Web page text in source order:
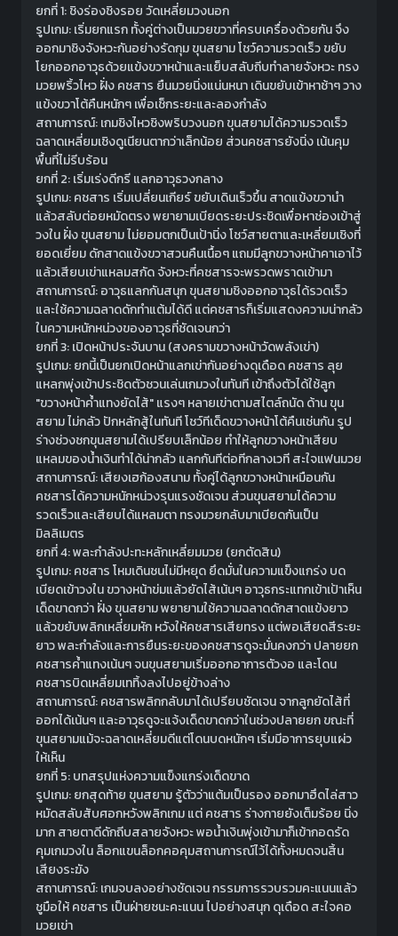
ยกที่ 1: ชิงร่องชิงรอย วัดเหลี่ยมวงนอก
รูปเกม: เริ่มยกแรก ทั้งคู่ต่างเป็นมวยขวาที่ครบเครื่องด้วยกัน จึง
ออกมาชิงจังหวะกันอย่างรัดกุม ขุนสยาม โชว์ความรวดเร็ว ขยับ
โยกออกอาวุธด้วยแข้งขวาหน้าและแย็บสลับถีบทำลายจังหวะ ทรง
มวยพริ้วไหว ฝั่ง คชสาร ยืนมวยนิ่งแน่นหนา เดินขยับเข้าหาช้าๆ วาง
แข้งขวาโต้คืนหนักๆ เพื่อเช็กระยะและลองกำลัง
สถานการณ์: เกมชิงไหวชิงพริบวงนอก ขุนสยามได้ความรวดเร็ว
ฉลาดเหลี่ยมเชิงดูเนียนตากว่าเล็กน้อย ส่วนคชสารยังนิ่ง เน้นคุม
พื้นที่ไม่รีบร้อน
ยกที่ 2: เริ่มเร่งดีกรี แลกอาวุธวงกลาง
รูปเกม: คชสาร เริ่มเปลี่ยนเกียร์ ขยับเดินเร็วขึ้น สาดแข้งขวานำ
แล้วสลับต่อยหมัดตรง พยายามเบียดระยะประชิดเพื่อหาช่องเข้าสู่
วงใน ฝั่ง ขุนสยาม ไม่ยอมตกเป็นเป้านิ่ง โชว์สายตาและเหลี่ยมเชิงที่
ยอดเยี่ยม ดักสาดแข้งขวาสวนคืนเนื้อๆ แถมมีลูกขวางหน้าคาเอาไว้
แล้วเสียบเข่าแหลมสกัด จังหวะที่คชสารจะพรวดพราดเข้ามา
สถานการณ์: อาวุธแลกกันสนุก ขุนสยามชิงออกอาวุธได้รวดเร็ว
และใช้ความฉลาดดักทำแต้มได้ดี แต่คชสารก็เริ่มแสดงความน่ากลัว
ในความหนักหน่วงของอาวุธที่ชัดเจนกว่า
ยกที่ 3: เปิดหน้าประจันบาน (สงครามขวางหน้าวัดพลังเข่า)
รูปเกม: ยกนี้เป็นยกเปิดหน้าแลกเข่ากันอย่างดุเดือด คชสาร ลุย
แหลกพุ่งเข้าประชิดตัวชวนเล่นเกมวงในทันที เข้าถึงตัวได้ใช้ลูก
"ขวางหน้าค้ำแทงยัดไส้" แรงๆ หลายเข่าตามสไตล์ถนัด ด้าน ขุน
สยาม ไม่กลัว ปักหลักสู้ในทันที โชว์ทีเด็ดขวางหน้าโต้คืนเช่นกัน รูป
ร่างช่วงชกขุนสยามได้เปรียบเล็กน้อย ทำให้ลูกขวางหน้าเสียบ
แหลมของน้ำเงินทำได้น่ากลัว แลกกันทีต่อทีกลางเวที สะใจแฟนมวย
สถานการณ์: เสียงเฮก้องสนาม ทั้งคู่ได้ลูกขวางหน้าเหมือนกัน
คชสารได้ความหนักหน่วงรุนแรงชัดเจน ส่วนขุนสยามได้ความ
รวดเร็วและเสียบได้แหลมตา ทรงมวยกลับมาเบียดกันเป็น
มิลลิเมตร
ยกที่ 4: พละกำลังปะทะหลักเหลี่ยมมวย (ยกตัดสิน)
รูปเกม: คชสาร โหมเดินชนไม่มีหยุด ยึดมั่นในความแข็งแกร่ง บด
เบียดเข้าวงใน ขวางหน้าข่มแล้วยัดไส้เน้นๆ อาวุธกระแทกเข้าเป้าเห็น
เด็ดขาดกว่า ฝั่ง ขุนสยาม พยายามใช้ความฉลาดดักสาดแข้งยาว
แล้วขยับพลิกเหลี่ยมหัก หวังให้คชสารเสียทรง แต่พอเสียดสีระยะ
ยาว พละกำลังและการยืนระยะของคชสารดูจะมั่นคงกว่า ปลายยก
คชสารค้ำแทงเน้นๆ จนขุนสยามเริ่มออกอาการตัวงอ และโดน
คชสารบิดเหลี่ยมเททิ้งลงไปอยู่ข้างล่าง
สถานการณ์: คชสารพลิกกลับมาได้เปรียบชัดเจน จากลูกยัดไส้ที่
ออกได้เน้นๆ และอาวุธดูจะแจ้งเด็ดขาดกว่าในช่วงปลายยก ขณะที่
ขุนสยามแม้จะฉลาดเหลี่ยมดีแต่โดนบดหนักๆ เริ่มมีอาการยุบแผ่ว
ให้เห็น
ยกที่ 5: บทสรุปแห่งความแข็งแกร่งเด็ดขาด
รูปเกม: ยกสุดท้าย ขุนสยาม รู้ตัวว่าแต้มเป็นรอง ออกมาฮึดไล่สาว
หมัดสลับสับศอกหวังพลิกเกม แต่ คชสาร ร่างกายยังเต็มร้อย นิ่ง
มาก สายตาดีดักถีบสลายจังหวะ พอน้ำเงินพุ่งเข้ามาก็เข้ากอดรัด
คุมเกมวงใน ล็อกแขนล็อกคอคุมสถานการณ์ไว้ได้ทั้งหมดจนสิ้น
เสียงระฆัง
สถานการณ์: เกมจบลงอย่างชัดเจน กรรมการรวบรวมคะแนนแล้ว
ชูมือให้ คชสาร เป็นฝ่ายชนะคะแนน ไปอย่างสนุก ดุเดือด สะใจคอ
มวยเข่า